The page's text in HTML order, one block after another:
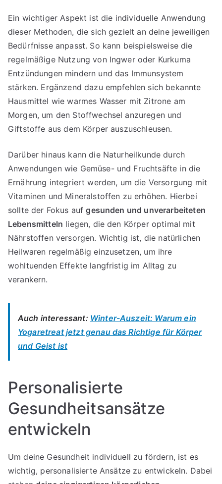
Ein wichtiger Aspekt ist die individuelle Anwendung
dieser Methoden, die sich gezielt an deine jeweiligen
Bedürfnisse anpasst. So kann beispielsweise die
regelmäßige Nutzung von Ingwer oder Kurkuma
Entzündungen mindern und das Immunsystem
stärken. Ergänzend dazu empfehlen sich bekannte
Hausmittel wie warmes Wasser mit Zitrone am
Morgen, um den Stoffwechsel anzuregen und
Giftstoffe aus dem Körper auszuschleusen.
Darüber hinaus kann die Naturheilkunde durch
Anwendungen wie Gemüse- und Fruchtsäfte in die
Ernährung integriert werden, um die Versorgung mit
Vitaminen und Mineralstoffen zu erhöhen. Hierbei
sollte der Fokus aufgesunden und unverarbeiteten
Lebensmitteln liegen, die den Körper optimal mit
Nährstoffen versorgen. Wichtig ist, die natürlichen
Heilwaren regelmäßig einzusetzen, um ihre
wohltuenden Effekte langfristig im Alltag zu
verankern.
Auch interessant: Winter-Auszeit: Warum ein
Yogaretreat jetzt genau das Richtige für Körper
und Geist ist
Personalisierte
Gesundheitsansätze
entwickeln
Um deine Gesundheit individuell zu fördern, ist es
wichtig, personalisierte Ansätze zu entwickeln. Dabei